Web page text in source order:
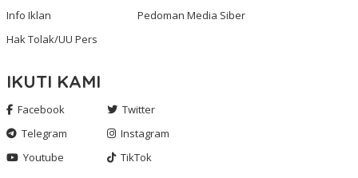
Info Iklan
Pedoman Media Siber
Hak Tolak/UU Pers
IKUTI KAMI
Facebook
Twitter
Telegram
Instagram
Youtube
TikTok